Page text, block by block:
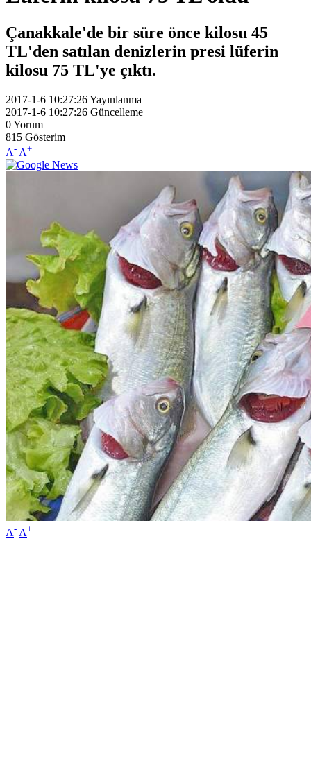
Çanakkale'de bir süre önce kilosu 45
TL'den satılan denizlerin presi lüferin
kilosu 75 TL'ye çıktı.
2017-1-6 10:27:26Yayınlanma
2017-1-6 10:27:26 Güncelleme
0Yorum
815 Gösterim
A- A+
A- A+